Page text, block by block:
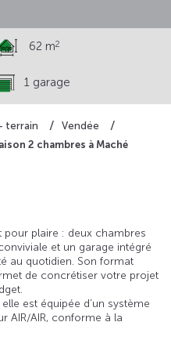
terrain
Vendée
2 chambres à Maché
62 m2
1 garage
plaire : deux chambres
et un garage intégré
au quotidien. Son format
de concrétiser votre projet
est équipée d’un système
AIR/AIR, conforme à la